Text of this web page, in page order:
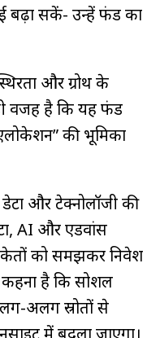
बढ़ा सकें- उन्हें फंड का
और ग्रोथ के
वजह है कि यह फंड
की भूमिका
और टेक्नोलॉजी की
AI और एडवांस
को समझकर निवेश
कहना है कि सोशल
अलग स्रोतों से
में बदला जाएगा।